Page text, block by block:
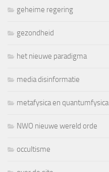
geheime regering
gezondheid
het nieuwe paradigma
media disinformatie
metafysica en quantumfysica
NWO nieuwe wereld orde
occultisme